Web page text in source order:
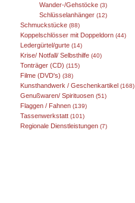
Wander-/Gehstöcke (3)
Schlüsselanhänger (12)
Schmuckstücke (88)
Koppelschlösser mit Doppeldorn (44)
Ledergürtel/gurte (14)
Krise/ Notfall/ Selbsthilfe (40)
Tonträger (CD) (115)
Filme (DVD's) (38)
Kunsthandwerk / Geschenkartikel (168)
Genußwaren/ Spirituosen (51)
Flaggen / Fahnen (139)
Tassenwerkstatt (101)
Regionale Dienstleistungen (7)